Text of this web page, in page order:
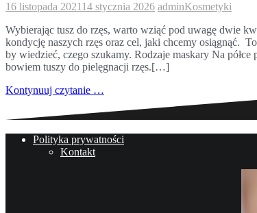
16 listopada 202114 stycznia 2026 adminKosmetyki
Wybierając tusz do rzęs, warto wziąć pod uwagę dwie
kondycję naszych rzęs oraz cel, jaki chcemy osiągnąć.
by wiedzieć, czego szukamy. Rodzaje maskary Na półce
bowiem tuszy do pielęgnacji rzęs.[…]
Kontynuuj czytanie …
Polityka prywatności
Kontakt